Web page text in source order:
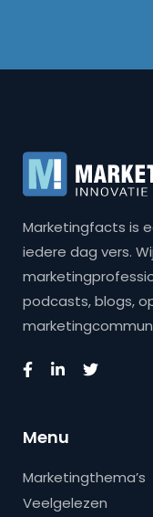
Marketingfacts is
iedere dag vers.
podcasts, blogs,
Menu
Marketingthema’s
Veelgelezen